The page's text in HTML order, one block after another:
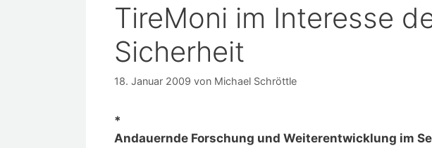
TireMoni im Interesse
Sicherheit
18. Januar 2009 von Michael Schröttle
*
Andauernde Forschung und Weiterentwicklung im